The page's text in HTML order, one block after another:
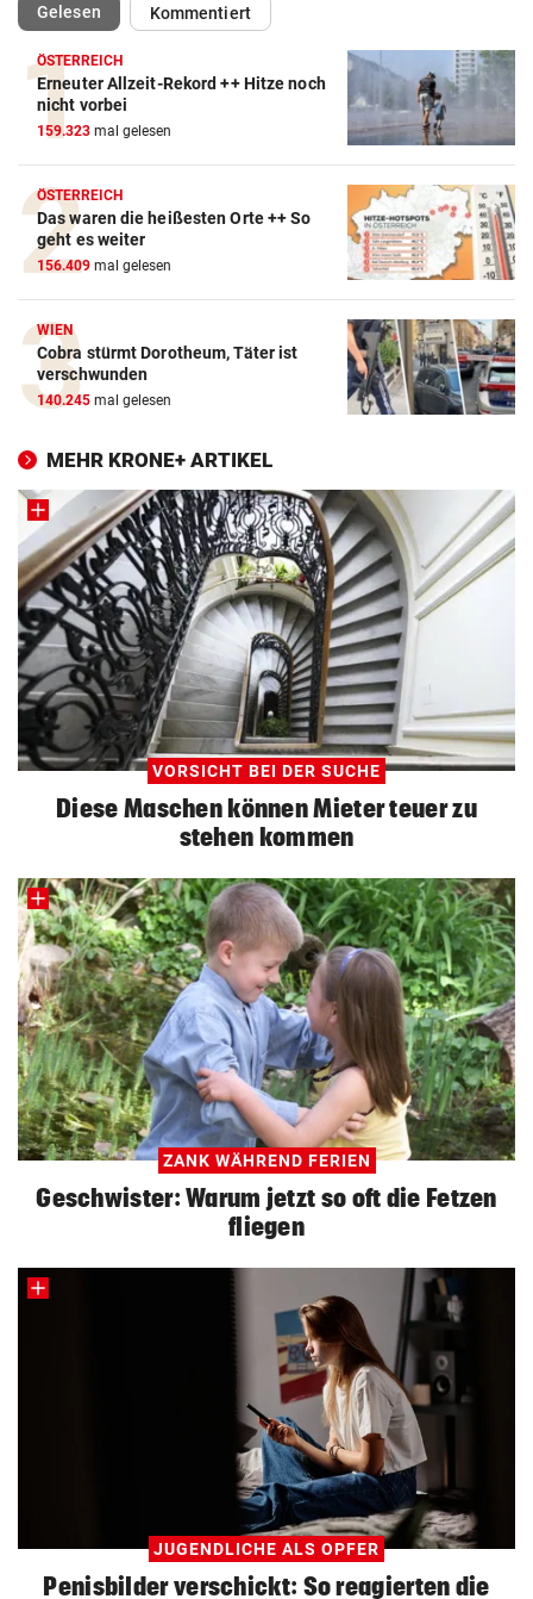
Gelesen(ausgewählt)Kommentiert
ÖSTERREICH
Erneuter Allzeit-Rekord ++ Hitze noch
nicht vorbei
159.323 mal gelesen
ÖSTERREICH
Das waren die heißesten Orte ++ So
geht es weiter
156.409 mal gelesen
WIEN
Cobra stürmt Dorotheum, Täter ist
verschwunden
140.245 mal gelesen
MEHR KRONE+ ARTIKEL
VORSICHT BEI DER SUCHE
Diese Maschen können Mieter teuer zu
stehen kommen
ZANK WÄHREND FERIEN
Geschwister: Warum jetzt so oft die Fetzen
fliegen
JUGENDLICHE ALS OPFER
Penisbilder verschickt: So reagierten die